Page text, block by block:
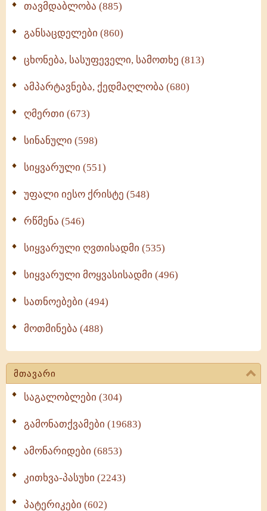
თავმდაბლობა (885)
განსაცდელები (860)
ცხონება, სასუფეველი, სამოთხე (813)
ამპარტავნება, ქედმაღლობა (680)
ღმერთი (673)
სინანული (598)
სიყვარული (551)
უფალი იესო ქრისტე (548)
რწმენა (546)
სიყვარული ღვთისადმი (535)
სიყვარული მოყვასისადმი (496)
სათნოებები (494)
მოთმინება (488)
მთავარი
საგალობლები (304)
გამონათქვამები (19683)
ამონარიდები (6853)
კითხვა-პასუხი (2243)
პატერიკები (602)